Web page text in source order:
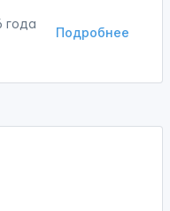
Подробнее
года